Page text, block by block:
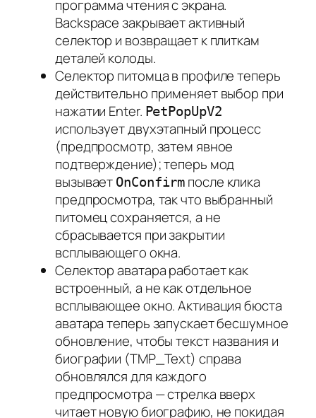
программа чтения с экрана.
Backspace закрывает активный
селектор и возвращает к плиткам
деталей колоды.
Селектор питомца в профиле теперь
действительно применяет выбор при
нажатии Enter. PetPopUpV2
использует двухэтапный процесс
(предпросмотр, затем явное
подтверждение); теперь мод
вызывает OnConfirm после клика
предпросмотра, так что выбранный
питомец сохраняется, а не
сбрасывается при закрытии
всплывающего окна.
Селектор аватара работает как
встроенный, а не как отдельное
всплывающее окно. Активация бюста
аватара теперь запускает бесшумное
обновление, чтобы текст названия и
биографии (TMP_Text) справа
обновлялся для каждого
предпросмотра — стрелка вверх
читает новую биографию, не покидая